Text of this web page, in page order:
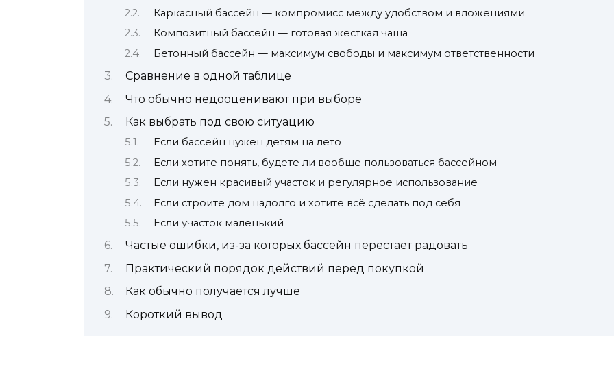
Каркасный бассейн — компромисс между удобством и вложениями
Композитный бассейн — готовая жёсткая чаша
Бетонный бассейн — максимум свободы и максимум ответственности
Сравнение в одной таблице
Что обычно недооценивают при выборе
Как выбрать под свою ситуацию
Если бассейн нужен детям на лето
Если хотите понять, будете ли вообще пользоваться бассейном
Если нужен красивый участок и регулярное использование
Если строите дом надолго и хотите всё сделать под себя
Если участок маленький
Частые ошибки, из-за которых бассейн перестаёт радовать
Практический порядок действий перед покупкой
Как обычно получается лучше
Короткий вывод